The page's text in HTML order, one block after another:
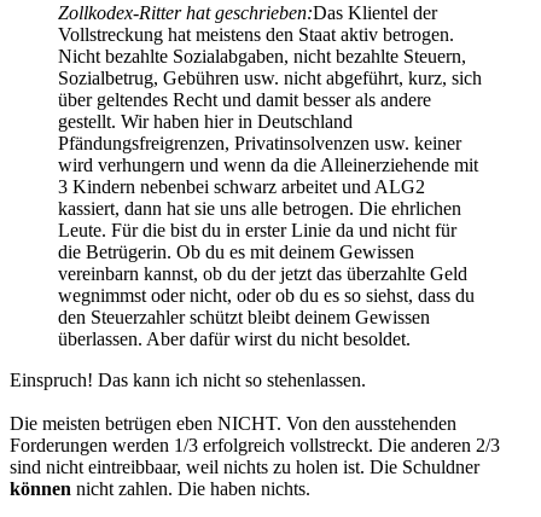
Zollkodex-Ritter hat geschrieben:Das Klientel der
Vollstreckung hat meistens den Staat aktiv betrogen.
Nicht bezahlte Sozialabgaben, nicht bezahlte Steuern,
Sozialbetrug, Gebühren usw. nicht abgeführt, kurz, sich
über geltendes Recht und damit besser als andere
gestellt. Wir haben hier in Deutschland
Pfändungsfreigrenzen, Privatinsolvenzen usw. keiner
wird verhungern und wenn da die Alleinerziehende mit
3 Kindern nebenbei schwarz arbeitet und ALG2
kassiert, dann hat sie uns alle betrogen. Die ehrlichen
Leute. Für die bist du in erster Linie da und nicht für
die Betrügerin. Ob du es mit deinem Gewissen
vereinbarn kannst, ob du der jetzt das überzahlte Geld
wegnimmst oder nicht, oder ob du es so siehst, dass du
den Steuerzahler schützt bleibt deinem Gewissen
überlassen. Aber dafür wirst du nicht besoldet.
Einspruch! Das kann ich nicht so stehenlassen.
Die meisten betrügen eben NICHT. Von den ausstehenden
Forderungen werden 1/3 erfolgreich vollstreckt. Die anderen 2/3
sind nicht eintreibbaar, weil nichts zu holen ist. Die Schuldner
können nicht zahlen. Die haben nichts.